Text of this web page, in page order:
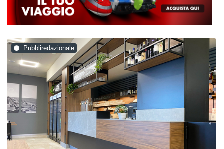
Pubbliredazionale